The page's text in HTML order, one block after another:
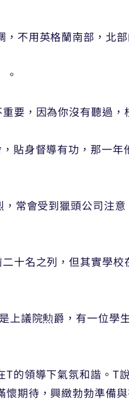
不用英格蘭南部，北
要，因為你沒有聽過，
貼身督導有功，那一
常會受到獵頭公司注意
十名之列，但其實學
議院勲爵，有一位學
的領導下氣氛和諧。T
期待，興緻勃勃準備